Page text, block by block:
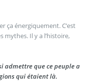
ça énergiquement. C’est
mythes. Il y a l’histoire,
admettre que ce peuple a
qui étaient là.